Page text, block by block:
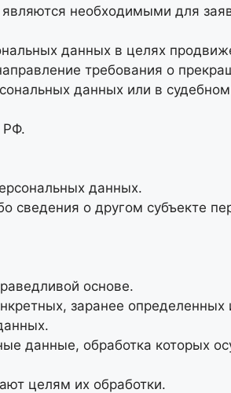
необходимыми для
данных в целях
требования о
данных или в
РФ.
данных.
о другом субъекте
основе.
заранее
данные, обработка которых
целям их обработки.